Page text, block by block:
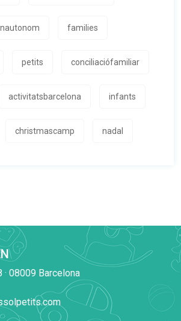
families
petits conciliaciófamiliar
activitatsbarcelona infants
christmascamp nadal
· 08009 Barcelona